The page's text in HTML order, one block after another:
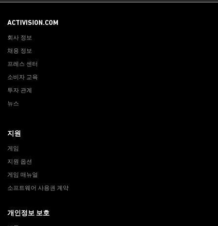
ACTIVISION.COM
회사 정보
채용 정보
프레스 센터
소비자 교육
투자 관계
뉴스
지원
게임
지원 옵션
게임 매뉴얼
소프트웨어 사용권 계약
개인정보 보호